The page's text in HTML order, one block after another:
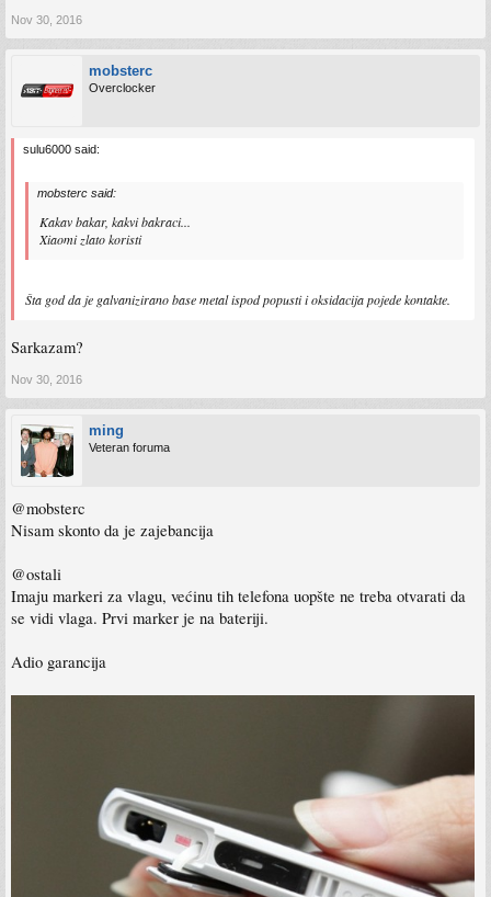
Nov 30, 2016
mobsterc
Overclocker
sulu6000 said:
mobsterc said:
Kakav bakar, kakvi bakraci...
Xiaomi zlato koristi
Šta god da je galvanizirano base metal ispod popusti i oksidacija pojede kontakte.
Sarkazam?
Nov 30, 2016
ming
Veteran foruma
@mobsterc
Nisam skonto da je zajebancija
@ostali
Imaju markeri za vlagu, većinu tih telefona uopšte ne treba otvarati da
se vidi vlaga. Prvi marker je na bateriji.
Adio garancija